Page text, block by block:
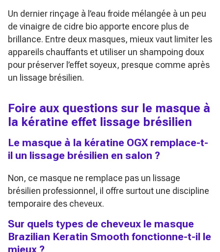
Un dernier rinçage à l’eau froide mélangée à un peu
de vinaigre de cidre bio apporte encore plus de
brillance. Entre deux masques, mieux vaut limiter les
appareils chauffants et utiliser un shampoing doux
pour préserver l’effet soyeux, presque comme après
un lissage brésilien.
Foire aux questions sur le masque à
la kératine effet lissage brésilien
Le masque à la kératine OGX remplace-t-
il un lissage brésilien en salon ?
Non, ce masque ne remplace pas un lissage
brésilien professionnel, il offre surtout une discipline
temporaire des cheveux.
Sur quels types de cheveux le masque
Brazilian Keratin Smooth fonctionne-t-il le
mieux ?